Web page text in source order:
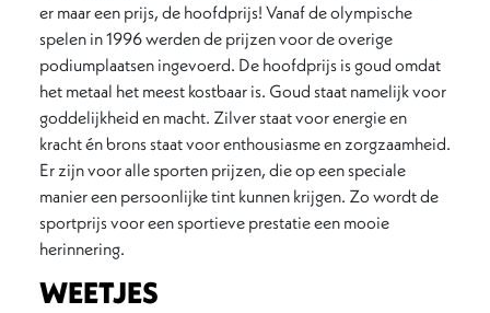
er maar een prijs, de hoofdprijs! Vanaf de olympische
spelen in 1996 werden de prijzen voor de overige
podiumplaatsen ingevoerd. De hoofdprijs is goud omdat
het metaal het meest kostbaar is. Goud staat namelijk voor
goddelijkheid en macht. Zilver staat voor energie en
kracht én brons staat voor enthousiasme en zorgzaamheid.
Er zijn voor alle sporten prijzen, die op een speciale
manier een persoonlijke tint kunnen krijgen. Zo wordt de
sportprijs voor een sportieve prestatie een mooie
herinnering.
WEETJES